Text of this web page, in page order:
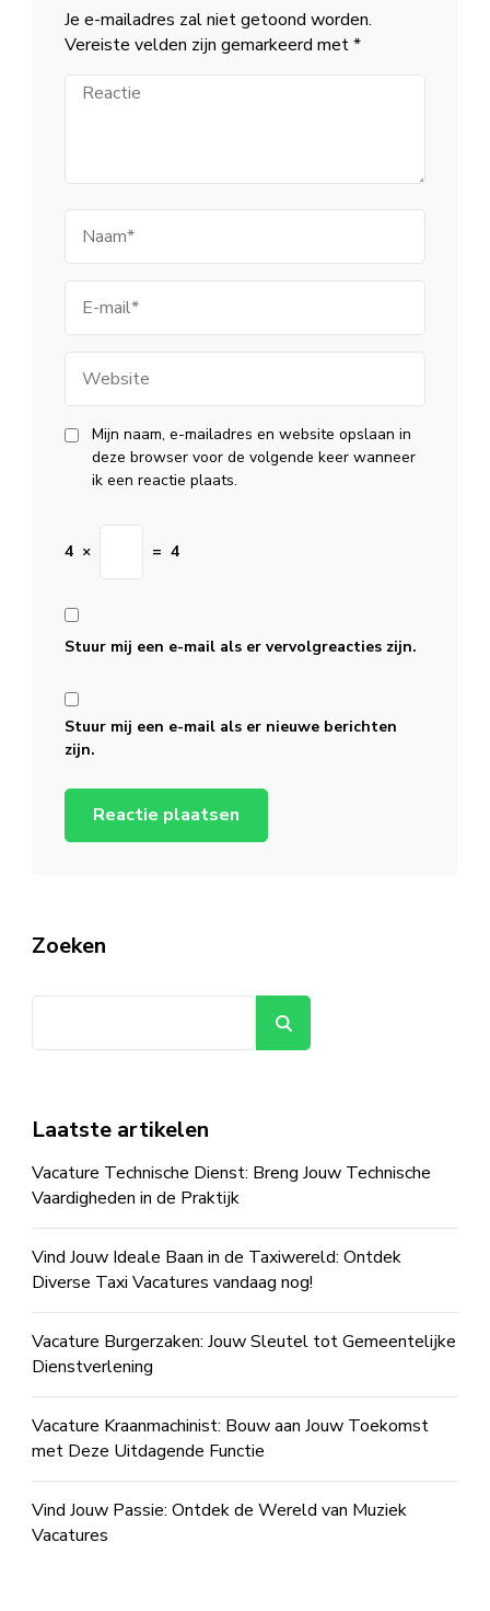
Je e-mailadres zal niet getoond worden.
Vereiste velden zijn gemarkeerd met*
Reactie
mail
Mijn naam, e-mailadres en website opslaan in
deze browser voor de volgende keer wanneer
ik een reactie plaats.
4 × = 4
Stuur mij een e-mail als er vervolgreacties zijn.
Stuur mij een e-mail als er nieuwe berichten
zijn.
Zoeken
Laatste artikelen
Vacature Technische Dienst: Breng Jouw Technische
Vaardigheden in de Praktijk
Vind Jouw Ideale Baan in de Taxiwereld: Ontdek
Diverse Taxi Vacatures vandaag nog!
Vacature Burgerzaken: Jouw Sleutel tot Gemeentelijke
Dienstverlening
Vacature Kraanmachinist: Bouw aan Jouw Toekomst
met Deze Uitdagende Functie
Vind Jouw Passie: Ontdek de Wereld van Muziek
Vacatures